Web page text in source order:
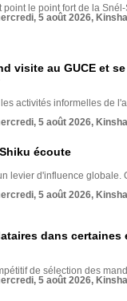
point le point fort de la
5 août 2026,
visite au GUCE et
activités informelles de
5 août 2026,
écoute
levier d'influence globale.
5 août 2026,
dans
de sélection des
5 août 2026,